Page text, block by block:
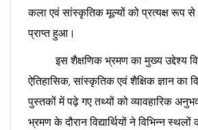
कला एवं सांस्कृतिक मूल्यों को प्रत्यक्ष रूप
प्राप्त हुआ।
इस शैक्षणिक भ्रमण का मुख्य उद्देश्य
ऐतिहासिक, सांस्कृतिक एवं शैक्षिक ज्ञान का
पुस्तकों में पढ़े गए तथ्यों को व्यावहारिक
भ्रमण के दौरान विद्यार्थियों ने विभिन्न स्थलों